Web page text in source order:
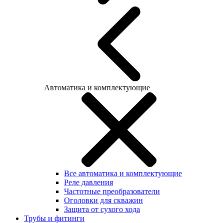
Автоматика и комплектующие
Все автоматика и комплектующие
Реле давления
Частотные преобразователи
Оголовки для скважин
Защита от сухого хода
Трубы и фитинги